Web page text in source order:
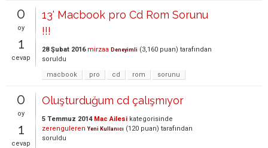
0
oy
1
cevap
13' Macbook pro Cd Rom Sorunu
!!!
28 Şubat 2016 mirzaa Deneyimli (3,160 puan) tarafından
soruldu
macbook
pro cd rom sorunu
0
oy
1
cevap
Oluşturduğum cd çalışmıyor
5 Temmuz 2014 Mac Ailesi kategorisinde
zerenguleren Yeni Kullanıcı (120 puan) tarafından
soruldu